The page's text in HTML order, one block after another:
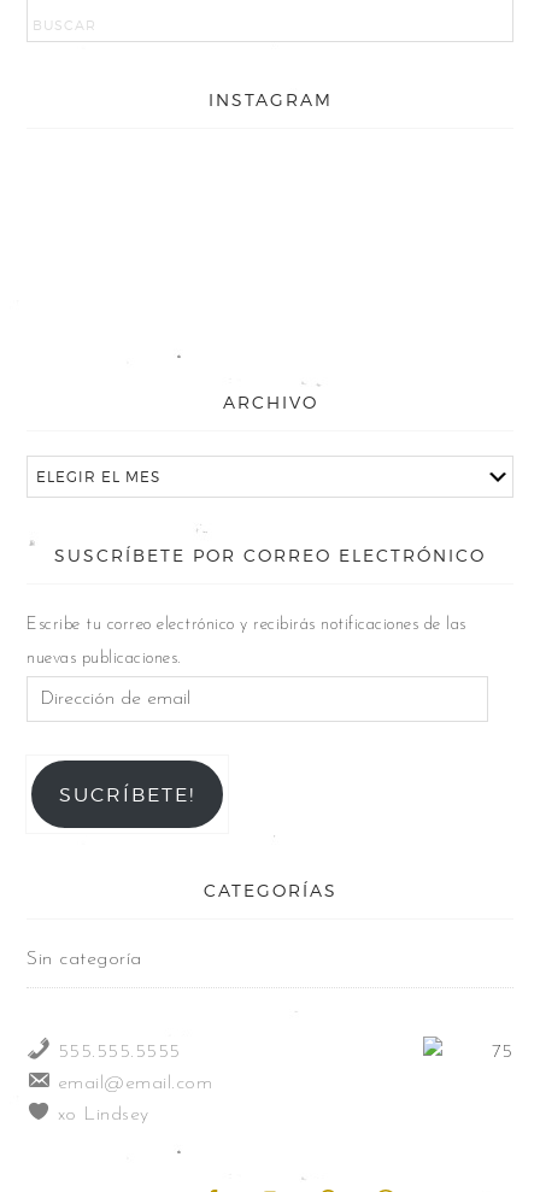
INSTAGRAM
ARCHIVO
SUSCRÍBETE POR CORREO ELECTRÓNICO
Escribe tu correo electrónico y recibirás notificaciones de las
nuevas publicaciones.
SUCRÍBETE!
CATEGORÍAS
Sin categoría
555.555.5555
email@email.com
xo Lindsey